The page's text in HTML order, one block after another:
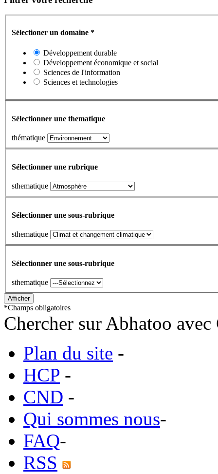
Sélectioner un domaine *
Développement durable
Développement économique et social
Sciences de l'information
Sciences et technologies
Sélectionner une thematique
thématique
Sélectionner une rubrique
sthematique
Sélectionner une sous-rubrique
sthematique
Sélectionner une sous-rubrique
sthematique
*Champs obligatoires
Chercher sur Abhatoo
Plan du site -
HCP -
CND -
Qui sommes nous-
FAQ-
RSS